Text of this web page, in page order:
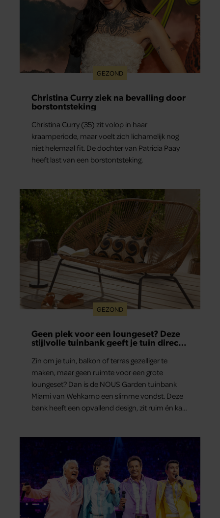
GEZOND
Christina Curry ziek na bevalling door
borstontsteking
Christina Curry (35) zit volop in haar
kraamperiode, maar voelt zich lichamelijk nog
niet helemaal fit. De dochter van Patricia Paay
heeft last van een borstontsteking.
GEZOND
Geen plek voor een loungeset? Deze
stijlvolle tuinbank geeft je tuin direct
Zin om je tuin, balkon of terras gezelliger te
maken, maar geen ruimte voor een grote
loungeset? Dan is de NOUS Garden tuinbank
Miami van Wehkamp een slimme vondst. Deze
bank heeft een opvallend design, zit ruim én kan